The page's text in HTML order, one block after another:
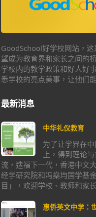
GoodSchool好学校网站，
望成为教育界和家长之间的
学校内的教学政策和好人好
悉学校的亮点美事，让他们
最新消息
中华礼仪教育
为了让学界在
上，得到理论
流，造福下一代，香港中文
经学研究院和冯燊均国学基
目」，欢迎学校、教师和家
惠侨英文中学：